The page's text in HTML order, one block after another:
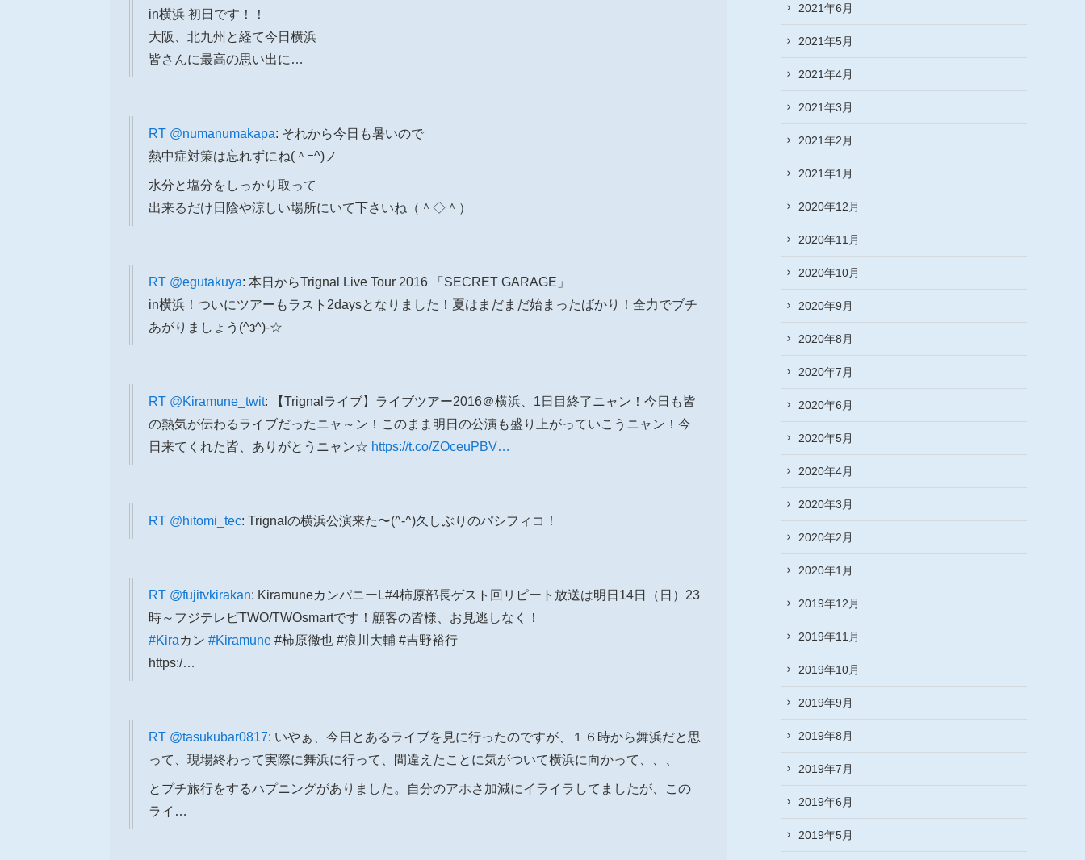
in横浜 初日です！！
大阪、北九州と経て今日横浜
皆さんに最高の思い出に…
RT @numanumakapa: それから今日も暑いので
熱中症対策は忘れずにね(＾ｰ^)ノ
水分と塩分をしっかり取って
出来るだけ日陰や涼しい場所にいて下さいね（＾◇＾）
RT @egutakuya: 本日からTrignal Live Tour 2016 「SECRET GARAGE」
in横浜！ついにツアーもラスト2daysとなりました！夏はまだまだ始まったばかり！全力でブチ
あがりましょう(^з^)-☆
RT @Kiramune_twit: 【Trignalライブ】ライブツアー2016＠横浜、1日目終了ニャン！今日も皆
の熱気が伝わるライブだったニャ～ン！このまま明日の公演も盛り上がっていこうニャン！今
日来てくれた皆、ありがとうニャン☆ https://t.co/ZOceuPBV…
RT @hitomi_tec: Trignalの横浜公演来た〜(^-^)久しぶりのパシフィコ！
RT @fujitvkirakan: KiramuneカンパニーL#4柿原部長ゲスト回リピート放送は明日14日（日）23
時～フジテレビTWO/TWOsmartです！顧客の皆様、お見逃しなく！
#Kiraカン #Kiramune #柿原徹也 #浪川大輔 #吉野裕行
https:/…
RT @tasukubar0817: いやぁ、今日とあるライブを見に行ったのですが、１６時から舞浜だと思
って、現場終わって実際に舞浜に行って、間違えたことに気がついて横浜に向かって、、、
とプチ旅行をするハプニングがありました。自分のアホさ加減にイライラしてましたが、この
ライ…
2021年6月
2021年5月
2021年4月
2021年3月
2021年2月
2021年1月
2020年12月
2020年11月
2020年10月
2020年9月
2020年8月
2020年7月
2020年6月
2020年5月
2020年4月
2020年3月
2020年2月
2020年1月
2019年12月
2019年11月
2019年10月
2019年9月
2019年8月
2019年7月
2019年6月
2019年5月